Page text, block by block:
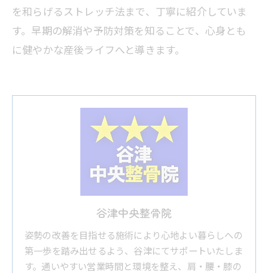
を和らげるストレッチ法まで、丁寧に紹介していま
す。早期の解消や予防対策を知ることで、心身とも
に健やかな産後ライフへと導きます。
谷津中央整骨院
姿勢の改善を目指せる施術により心地よい暮らしへの
第一歩を踏み出せるよう、谷津にてサポートいたしま
す。通いやすい営業時間と環境を整え、肩・腰・膝の